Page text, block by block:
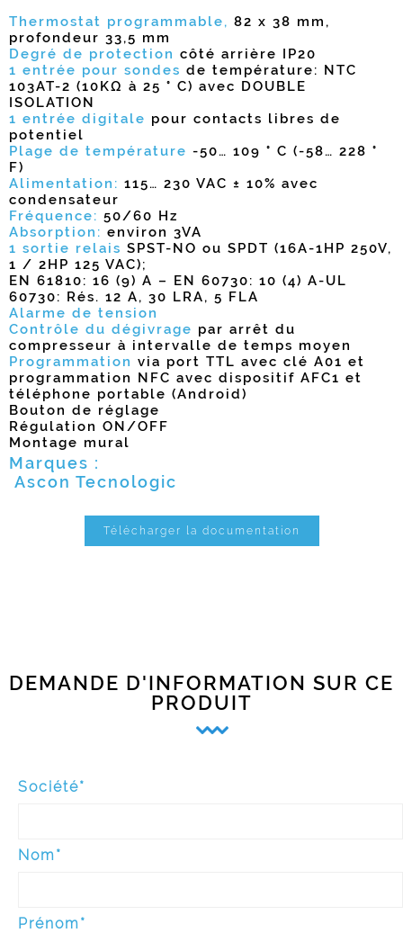
Thermostat programmable, 82 x 38 mm,
profondeur 33,5 mm
Degré de protection côté arrière IP20
1 entrée pour sondes de température: NTC
103AT-2 (10KΩ à 25 ° C) avec DOUBLE
ISOLATION
1 entrée digitale pour contacts libres de
potentiel
Plage de température -50… 109 ° C (-58… 228 °
F)
Alimentation: 115… 230 VAC ± 10% avec
condensateur
Fréquence: 50/60 Hz
Absorption: environ 3VA
1 sortie relais SPST-NO ou SPDT (16A-1HP 250V,
1 / 2HP 125 VAC);
EN 61810: 16 (9) A – EN 60730: 10 (4) A-UL
60730: Rés. 12 A, 30 LRA, 5 FLA
Alarme de tension
Contrôle du dégivrage par arrêt du
compresseur à intervalle de temps moyen
Programmation via port TTL avec clé A01 et
programmation NFC avec dispositif AFC1 et
téléphone portable (Android)
Bouton de réglage
Régulation ON/OFF
Montage mural
Marques :
Ascon Tecnologic
Télécharger la documentation
DEMANDE D'INFORMATION SUR CE
PRODUIT
Société*
Nom*
Prénom*